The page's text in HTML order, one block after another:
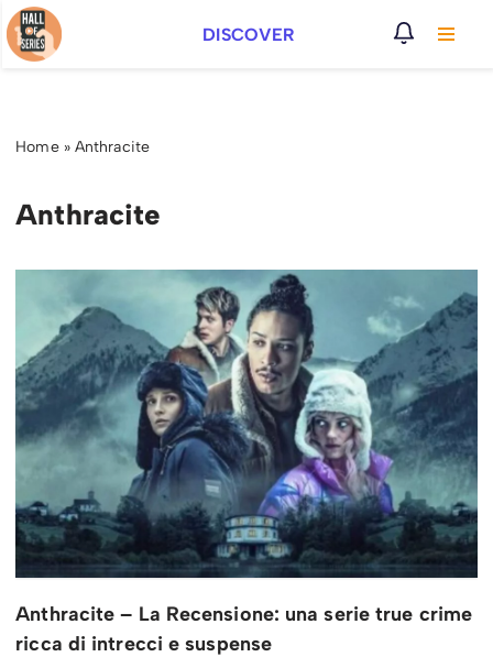
Vai
DISCOVER
Home» Anthracite
Anthracite
Anthracite – La Recensione: una serie true crime
ricca di intrecci e suspense